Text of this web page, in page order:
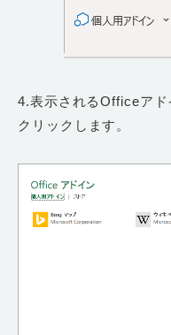
4.表示されるOfficeア
クリックします。